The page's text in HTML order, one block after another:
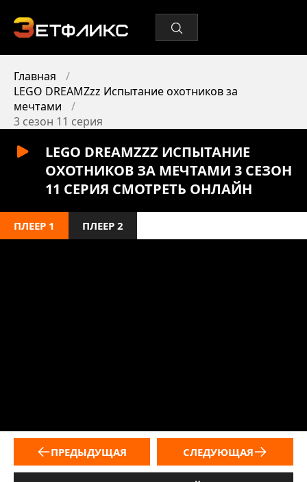
Главная
LEGO DREAMZzz Испытание охотников за
мечтами
3 сезон 11 серия
LEGO DREAMZZZ ИСПЫТАНИЕ
ОХОТНИКОВ ЗА МЕЧТАМИ 3 СЕЗОН
11 СЕРИЯ СМОТРЕТЬ ОНЛАЙН
ПЛЕЕР 1 ПЛЕЕР 2
ПРЕДЫДУЩАЯ СЛЕДУЮЩАЯ